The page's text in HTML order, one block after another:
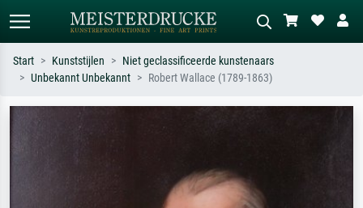
Zoek op kunstenaar, titel of stijl – bijv.
Monet, Sterrennacht, impressionisme,
Start Kunststijlen
Niet geclassificeerde kunstenaars
Unbekannt Unbekannt
Robert Wallace (1789-1863)